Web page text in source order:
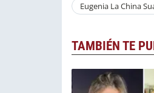
Eugenia La China
TAMBIÉN TE